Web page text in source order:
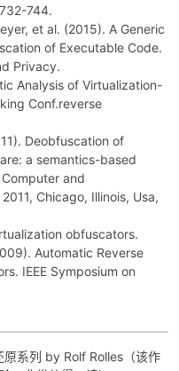
744.
et al. (2015). A Generic
of Executable Code.
Privacy.
Analysis of Virtualization-
Conf.reverse
Deobfuscation of
a semantics-based
and
Chicago, Illinois, Usa,
obfuscators.
Automatic Reverse
IEEE Symposium on
系列 by Rolf Rolles（该作